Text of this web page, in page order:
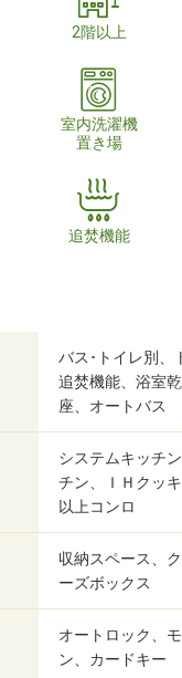
2階以上
室内洗濯機
置き場
追焚機能
バス･トイレ別、
追焚機能、浴室
座、オートバス
システムキッチ
チン、ＩＨクッ
以上コンロ
収納スペース、
ーズボックス
オートロック、
ン、カードキー